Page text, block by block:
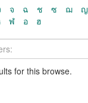
จ ฉ ช ซ ฌ ญ
ฬ อ ฮ
for this browse.